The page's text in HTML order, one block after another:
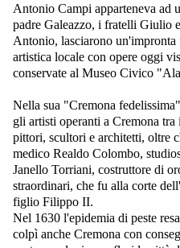
Antonio Campi apparteneva ad
padre Galeazzo, i fratelli Giulio
Antonio, lasciarono un'impronta
artistica locale con opere oggi
conservate al Museo Civico
Nella sua "Cremona
gli artisti operanti a Cremona
pittori, scultori e architetti, oltre
medico Realdo Colombo,
Janello Torriani, costruttore di
straordinari, che fu alla corte
figlio Filippo II.
Nel 1630 l'epidemia di peste
colpì anche Cremona con